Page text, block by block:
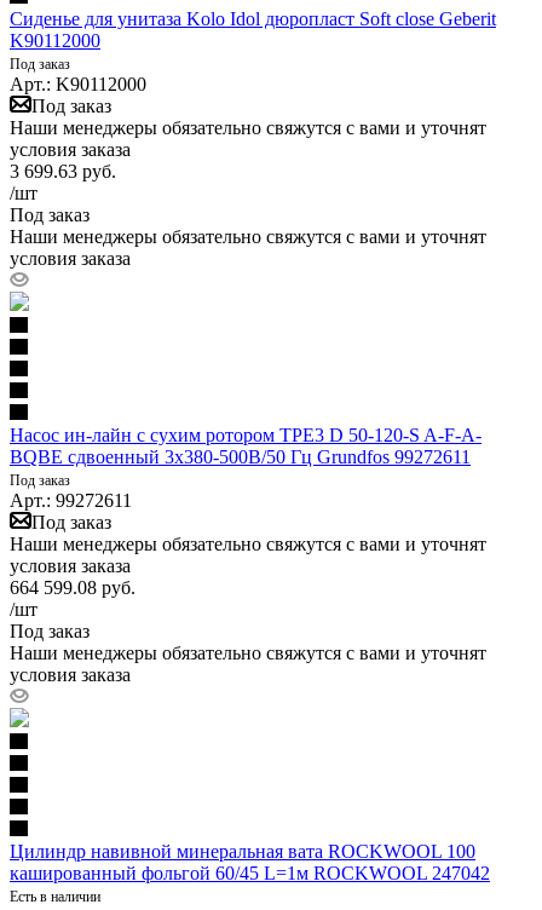
Сиденье для унитаза Kolo Idol дюропласт Soft close Geberit
K90112000
Под заказ
Арт.: K90112000
Под заказ
Наши менеджеры обязательно свяжутся с вами и уточнят
условия заказа
3 699.63 руб.
/шт
Под заказ
Наши менеджеры обязательно свяжутся с вами и уточнят
условия заказа
Насос ин-лайн с сухим ротором TPE3 D 50-120-S A-F-A-
BQBE сдвоенный 3х380-500В/50 Гц Grundfos 99272611
Под заказ
Арт.: 99272611
Под заказ
Наши менеджеры обязательно свяжутся с вами и уточнят
условия заказа
664 599.08 руб.
/шт
Под заказ
Наши менеджеры обязательно свяжутся с вами и уточнят
условия заказа
Цилиндр навивной минеральная вата ROCKWOOL 100
кашированный фольгой 60/45 L=1м ROCKWOOL 247042
Есть в наличии